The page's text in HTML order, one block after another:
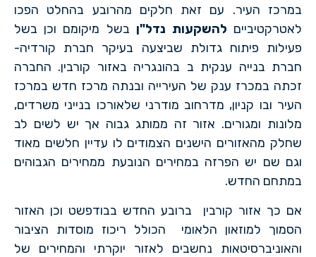
במרכז העיר. עם זאת חלקים מהרובע בהחלט הפכו
לאטרקטיביים להשקעות נדל"ן בשל מיקומם וכן בשל
פעילות פיתוח גדולת שביצעה בעיקר חברת קורדיה-
חברת בנייה ענקית ב בהונגריה באזור קורבין. החברה
זכתה במכרז ענק של העירייה ובנתה מרכז חדש במרכז
העיר ובו קניון, מדרחוב מודרני שלאורכו בנייני משרדים,
מלונות ומגורים. אזור זה ממותג גבוה אך יש לשים לב
שחלק מהאזורים הישנים הצמודים לו עדיין חלשים מאוד
וגם שם יש הפרזה במחירים הנובעת ממחירים הגבוהים
במתחם החדש.
אם כך אזור קורבין ברובע החדש בבודפשט וכן האזור
הסמוך למוזאון הלאומי הכולל ריכוז מוסדות הציבור
והאוניברסיטאות נחשבים לאזור יוקרתי והמחירים של